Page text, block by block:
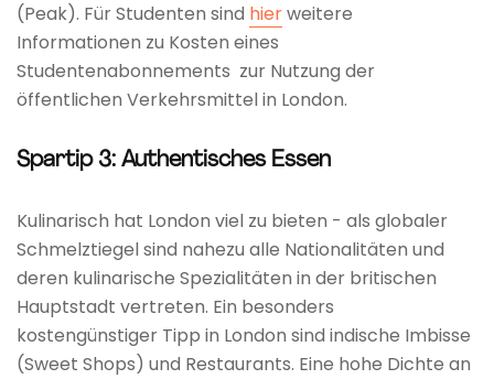
(Peak). Für Studenten sind hierweitere
Informationen zu Kosten eines
Studentenabonnements zur Nutzung der
öffentlichen Verkehrsmittel in London.
Spartip 3: Authentisches Essen
Kulinarisch hat London viel zu bieten - als globaler
Schmelztiegel sind nahezu alle Nationalitäten und
deren kulinarische Spezialitäten in der britischen
Hauptstadt vertreten. Ein besonders
kostengünstiger Tipp in London sind indische Imbisse
(Sweet Shops) und Restaurants. Eine hohe Dichte an